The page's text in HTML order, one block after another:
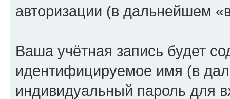
авторизации (в дальнейшем
Ваша учётная запись будет
идентифицируемое имя (в
индивидуальный пароль для